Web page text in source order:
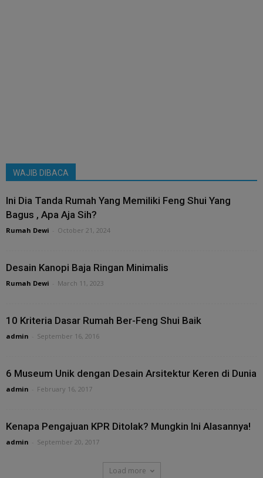
WAJIB DIBACA
Ini Dia Tanda Rumah Yang Memiliki Feng Shui Yang
Bagus , Apa Aja Sih?
Rumah Dewi October 21, 2024
Desain Kanopi Baja Ringan Minimalis
Rumah Dewi March 11, 2023
10 Kriteria Dasar Rumah Ber-Feng Shui Baik
admin September 16, 2016
6 Museum Unik dengan Desain Arsitektur Keren di Dunia
admin February 16, 2017
Kenapa Pengajuan KPR Ditolak? Mungkin Ini Alasannya!
admin September 20, 2017
Load more